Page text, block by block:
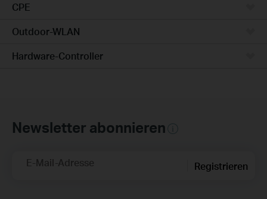
CPE
Outdoor-WLAN
Hardware-Controller
Newsletter abonnieren
E-Mail-Adresse Registrieren